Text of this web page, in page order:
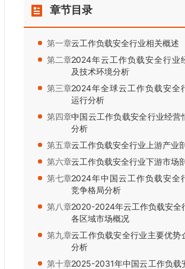
章节目录
第一章：云工作负载安全行业相关概述
第二章：2024年云工作负载安全行业
及技术环境分析
第三章：2024年全球云工作负载安全
运行分析
第四章：中国云工作负载安全行业经营
分析
第五章：云工作负载安全行业上游产业
第六章：云工作负载安全行业下游市场
第七章：2024年中国云工作负载安全
竞争格局分析
第八章：2020-2024年云工作负载安全
各区域市场概况
第九章：云工作负载安全行业主要优势
分析
第十章：2025-2031年中国云工作负载